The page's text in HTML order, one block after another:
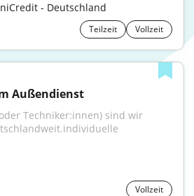
- Deutschland
Teilzeit Vollzeit
Außendienst
Techniker:innen) sind wir
Vollzeit